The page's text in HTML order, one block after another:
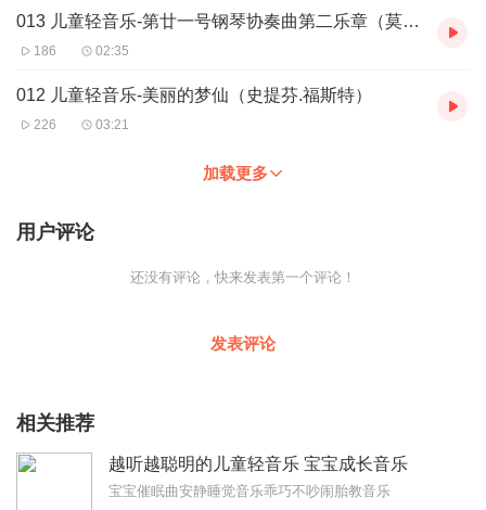
013 儿童轻音乐-第廿一号钢琴协奏曲第二乐章（莫扎特）
186 02:35
012 儿童轻音乐-美丽的梦仙（史提芬.福斯特）
226 03:21
加载更多
用户评论
还没有评论，快来发表第一个评论！
发表评论
相关推荐
越听越聪明的儿童轻音乐 宝宝成长音乐
宝宝催眠曲安静睡觉音乐乖巧不吵闹胎教音乐